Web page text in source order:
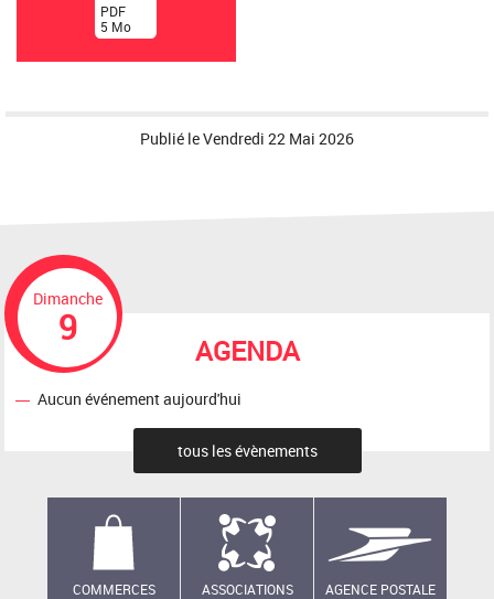
(PDF
5 Mo
)
Publié leVendredi 22 Mai 2026
AGENDA
Dimanche
9
Aucun événement aujourd'hui
tous les évènements
COMMERCES ASSOCIATIONS AGENCE POSTALE